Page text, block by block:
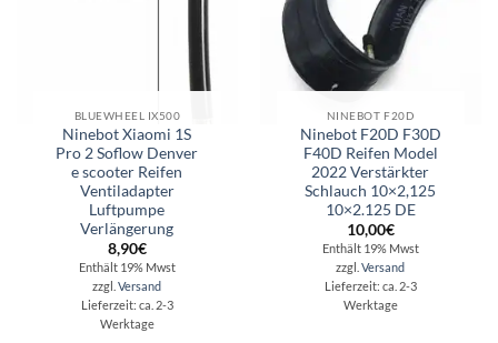
BLUEWHEEL IX500
Ninebot Xiaomi 1S
Pro 2 Soflow Denver
e scooter Reifen
Ventiladapter
Luftpumpe
Verlängerung
8,90€
Enthält 19% Mwst
zzgl.Versand
Lieferzeit: ca. 2-3
Werktage
NINEBOT F20D
Ninebot F20D F30D
F40D Reifen Model
2022 Verstärkter
Schlauch 10×2,125
10×2.125 DE
10,00€
Enthält 19% Mwst
zzgl.Versand
Lieferzeit: ca. 2-3
Werktage